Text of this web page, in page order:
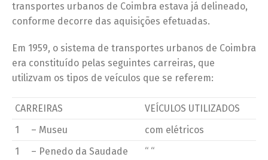
transportes urbanos de Coimbra estava já delineado,
conforme decorre das aquisições efetuadas.
Em 1959, o sistema de transportes urbanos de Coimbra
era constituído pelas seguintes carreiras, que
utilizvam os tipos de veículos que se referem:
CARREIRAS
VEÍCULOS UTILIZADOS
1
– Museu
com elétricos
1
– Penedo da Saudade
“ “